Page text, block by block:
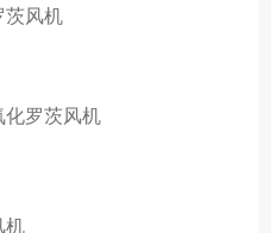
茨风机
罗茨风机
机